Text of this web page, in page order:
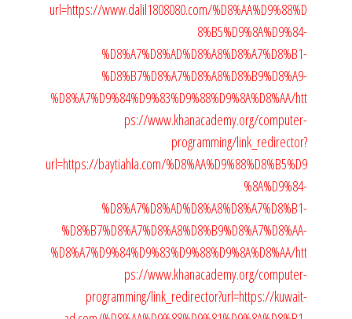
url=https://www.dalil1808080.com/%D8%AA%D9%88%D
8%B5%D9%8A%D9%84-
%D8%A7%D8%AD%D8%A8%D8%A7%D8%B1-
%D8%B7%D8%A7%D8%A8%D8%B9%D8%A9-
%D8%A7%D9%84%D9%83%D9%88%D9%8A%D8%AA/htt
ps://www.khanacademy.org/computer-
programming/link_redirector?
url=https://baytiahla.com/%D8%AA%D9%88%D8%B5%D9
%8A%D9%84-
%D8%A7%D8%AD%D8%A8%D8%A7%D8%B1-
%D8%B7%D8%A7%D8%A8%D8%B9%D8%A7%D8%AA-
%D8%A7%D9%84%D9%83%D9%88%D9%8A%D8%AA/htt
ps://www.khanacademy.org/computer-
programming/link_redirector?url=https://kuwait-